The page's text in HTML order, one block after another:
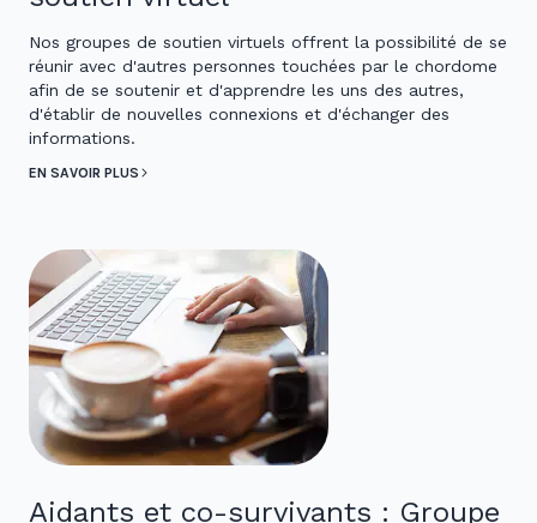
Nos groupes de soutien virtuels offrent la possibilité de se
réunir avec d'autres personnes touchées par le chordome
afin de se soutenir et d'apprendre les uns des autres,
d'établir de nouvelles connexions et d'échanger des
informations.
EN SAVOIR PLUS
Aidants et co-survivants : Groupe